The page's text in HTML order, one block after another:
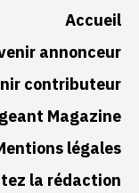
Accueil
annonceur
contributeur
Magazine
légales
la rédaction